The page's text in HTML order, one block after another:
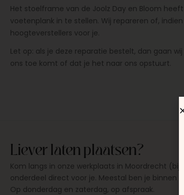
Het stoelframe van de Joolz Day en Bloom
voetenplank in te stellen. Wij repareren of,
hoogteverstellers voor je.
Let op: als je deze reparatie bestelt, dan gaan
ons toe komt of dat je het naar ons opstuurt.
Liever laten plaatsen?
Kom langs in onze werkplaats in Moordrecht (bij
onderdeel direct voor je. Meestal ben je binnen
Op donderdag en zaterdag, op afspraak.